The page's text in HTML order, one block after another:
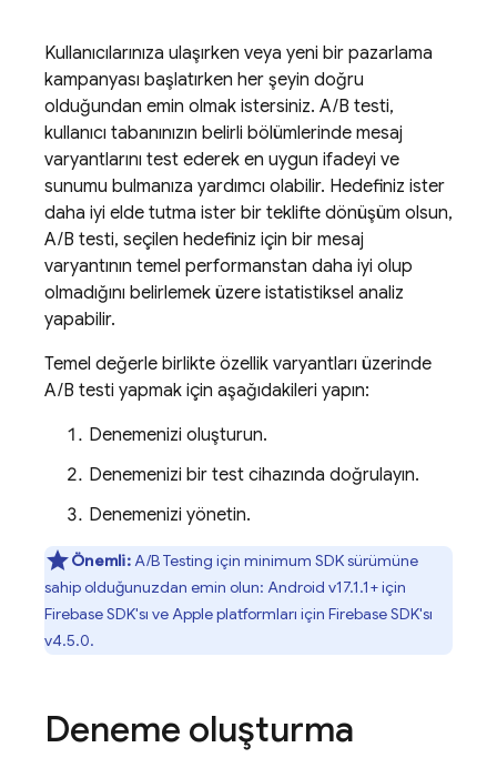
Kullanıcılarınıza ulaşırken veya yeni bir pazarlama
kampanyası başlatırken her şeyin doğru
olduğundan emin olmak istersiniz. A/B testi,
kullanıcı tabanınızın belirli bölümlerinde mesaj
varyantlarını test ederek en uygun ifadeyi ve
sunumu bulmanıza yardımcı olabilir. Hedefiniz ister
daha iyi elde tutma ister bir teklifte dönüşüm olsun,
A/B testi, seçilen hedefiniz için bir mesaj
varyantının temel performanstan daha iyi olup
olmadığını belirlemek üzere istatistiksel analiz
yapabilir.
Temel değerle birlikte özellik varyantları üzerinde
A/B testi yapmak için aşağıdakileri yapın:
Denemenizi oluşturun.
Denemenizi bir test cihazında doğrulayın.
Denemenizi yönetin.
Önemli:A/B Testing için minimum SDK sürümüne
sahip olduğunuzdan emin olun: Android v17.1.1+ için
FirebaseSDK'sı veAppleplatformları için FirebaseSDK'sı
v4.5.0.
Deneme oluşturma